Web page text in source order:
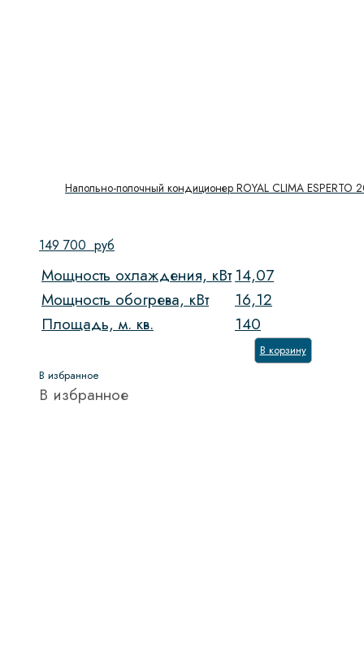
Напольно-полочный кондиционер ROYAL CLIMA ESPERTO
149 700 руб
Мощность охлаждения, кВт14,07
Мощность обогрева, кВт
16,12
Площадь, м. кв.
140
В корзину
В избранное
В избранное